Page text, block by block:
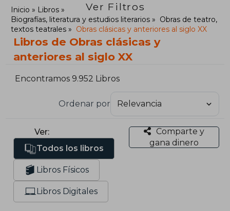
Ver Filtros
Inicio
Libros
Biografías, literatura y estudios literarios
Obras de teatro,
textos teatrales
Obras clásicas y anteriores al siglo XX
Libros de Obras clásicas y
anteriores al siglo XX
Encontramos 9.952 Libros
Ordenar por
Ver:
Todos los libros
Libros Físicos
Libros Digitales
Comparte y
gana dinero